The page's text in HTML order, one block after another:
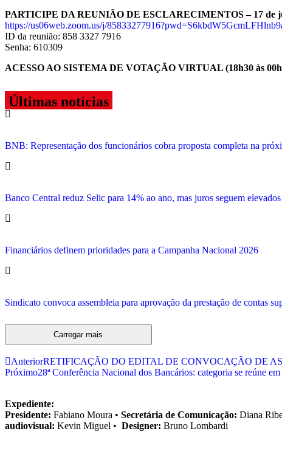
PARTICIPE DA REUNIÃO DE ESCLARECIMENTOS – 17 de
https://us06web.zoom.us/j/
ID da reunião: 858 3327 7916
Senha: 610309
ACESSO AO SISTEMA DE VOTAÇÃO VIRTUAL (18h30 às
Últimas notícias
BNB: Representação dos funcionários cobra proposta completa na
Banco Central reduz Selic para 14% ao ano, mas juros seguem
Financiários definem prioridades para a Campanha Nacional 2026
Sindicato convoca assembleia para aprovação da prestação de contas
Carregar mais
AnteriorRETIFICAÇÃO DO EDITAL DE CONVOCAÇÃO DE
Próximo28ª Conferência Nacional dos Bancários: categoria se reúne
Expediente:
Presidente: Fabiano Moura • Secretária de Comunicação: Diana
audiovisual: Kevin Miguel • Designer: Bruno Lombardi